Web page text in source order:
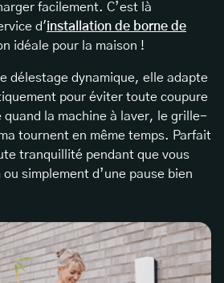
facilement. C’est là
d'installation de borne de
idéale pour la maison !
délestage dynamique, elle adapte
pour éviter toute coupure
quand la machine à laver, le grille-
tournent en même temps. Parfait
tranquillité pendant que vous
simplement d’une pause bien